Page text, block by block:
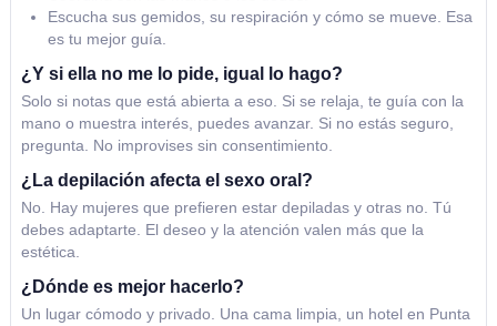
Escucha sus gemidos, su respiración y cómo se mueve. Esa
es tu mejor guía.
¿Y si ella no me lo pide, igual lo hago?
Solo si notas que está abierta a eso. Si se relaja, te guía con la
mano o muestra interés, puedes avanzar. Si no estás seguro,
pregunta. No improvises sin consentimiento.
¿La depilación afecta el sexo oral?
No. Hay mujeres que prefieren estar depiladas y otras no. Tú
debes adaptarte. El deseo y la atención valen más que la
estética.
¿Dónde es mejor hacerlo?
Un lugar cómodo y privado. Una cama limpia, un hotel en Punta